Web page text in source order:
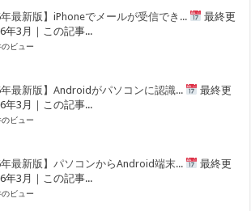
年最新版】iPhoneでメールが受信でき...
最終更
年3月｜この記事...
ビュー
年最新版】Androidがパソコンに認識...
最終更
年3月｜この記事...
ビュー
年最新版】パソコンからAndroid端末...
最終更
年3月｜この記事...
ビュー